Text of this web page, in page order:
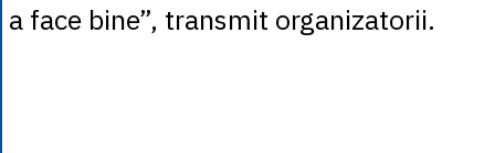
a face bine”, transmit organizatorii.